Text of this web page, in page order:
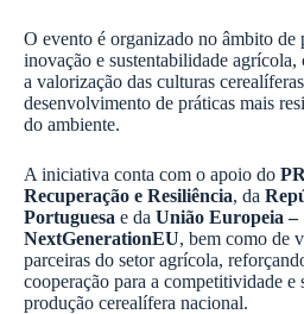
O evento é organizado no âmbito de
inovação e sustentabilidade agrícola,
a valorização das culturas
desenvolvimento de práticas mais
do ambiente.
A iniciativa conta com o apoio do
Recuperação e Resiliência, da
Portuguesa e da União Europeia –
NextGenerationEU, bem como de
parceiras do setor agrícola,
cooperação para a competitividade e
produção cerealífera nacional.